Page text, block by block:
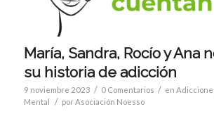
María, Sandra, Rocío y Ana
su historia de adicción
9 noviembre 2023 / 0 Comentarios / en
Mental
/ porAsociación Noesso